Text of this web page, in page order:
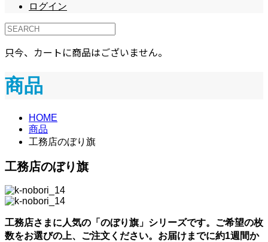
ログイン
只今、カートに商品はございません。
商品
HOME
商品
工務店のぼり旗
工務店のぼり旗
工務店さまに人気の「のぼり旗」シリーズです。ご希望の枚
数をお選びの上、ご注文ください。お届けまでに約1週間か